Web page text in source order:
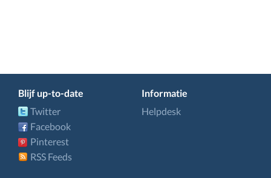
Blijf up-to-date
Twitter
Facebook
Pinterest
RSS Feeds
Informatie
Helpdesk